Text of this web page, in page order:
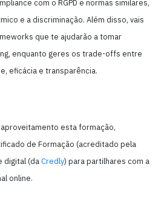
com o RGPD e normas similares,
e a discriminação. Além disso, vais
que te ajudarão a tomar
enquanto geres os trade-offs entre
eficácia e transparência.
esta formação,
de Formação (acreditado pela
digital (daCredly) para partilhares com a
online.